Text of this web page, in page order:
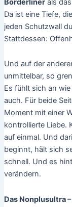
Borderlinerals das
Da ist eine Tiefe,
jeden Schutzwall
Stattdessen:
Und auf der
unmittelbar, so
Es fühlt sich an
auch. Für beide
Moment mit einer
kontrollierte Liebe.
auf einmal. Und
beginnt, hält sich
schnell. Und es
verändern.
Das Nonplusultra